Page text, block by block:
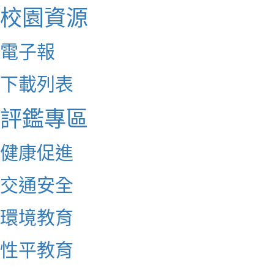
校園資源
電子報
下載列表
評鑑專區
健康促進
交通安全
環境教育
性平教育